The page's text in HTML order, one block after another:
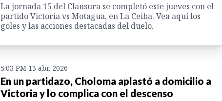
La jornada 15 del Clausura se completó este jueves con el
partido Victoria vs Motagua, en La Ceiba. Vea aquí los
goles y las acciones destacadas del duelo.
5:03 PM 13 abr. 2026
En un partidazo, Choloma aplastó a domicilio a
Victoria y lo complica con el descenso